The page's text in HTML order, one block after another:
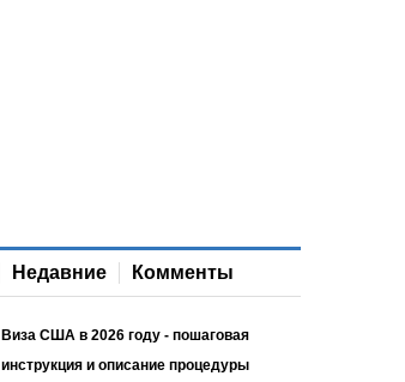
Недавние Комменты
Виза США в 2026 году - пошаговая
инструкция и описание процедуры